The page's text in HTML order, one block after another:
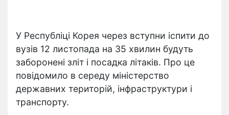
У Республіці Корея через вступни іспити до
вузів 12 листопада на 35 хвилин будуть
заборонені зліт і посадка літаків. Про це
повідомило в середу міністерство
державних територій, інфраструктури і
транспорту.